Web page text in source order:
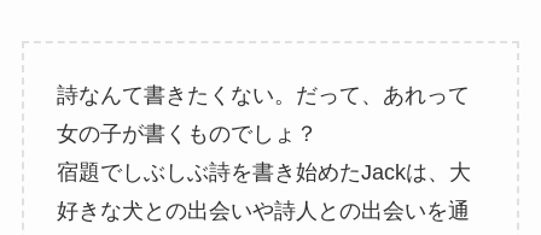
詩なんて書きたくない。だって、あれって
女の子が書くものでしょ？
宿題でしぶしぶ詩を書き始めたJackは、大
好きな犬との出会いや詩人との出会いを通